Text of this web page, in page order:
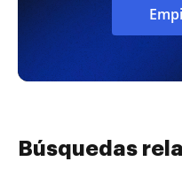
Búsquedas